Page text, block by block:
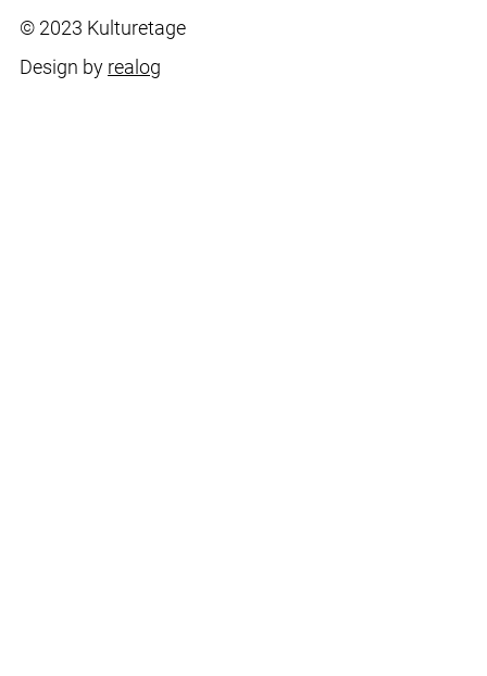
© 2023 Kulturetage
Design by realog